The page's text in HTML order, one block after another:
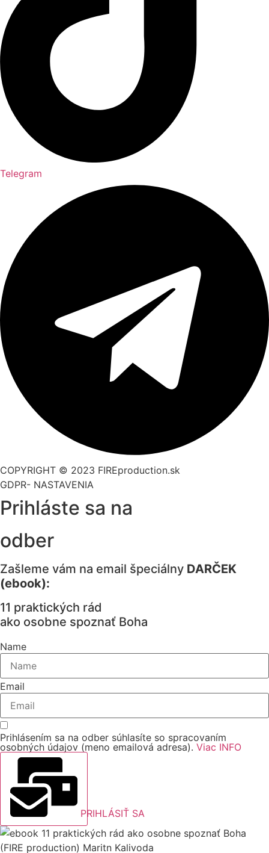
Telegram
COPYRIGHT © 2023 FIREproduction.sk
GDPR- NASTAVENIA
Prihláste sa na
odber
Zašleme vám na email špeciálny DARČEK
(ebook):
11 praktických rád
ako osobne spoznať Boha
Name
Email
Prihlásením sa na odber súhlasíte so spracovaním
osobných údajov (meno emailová adresa). Viac INFO
PRIHLÁSIŤ SA